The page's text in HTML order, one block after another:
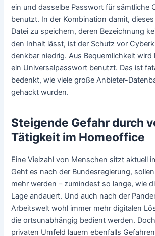
ein und dasselbe Passwort für sämtliche
benutzt. In der Kombination damit,
Datei zu speichern, deren Bezeichnung
den Inhalt lässt, ist der Schutz vor
denkbar niedrig. Aus Bequemlichkeit wird
ein Universalpasswort benutzt. Das ist
bedenkt, wie viele große Anbieter-
gehackt wurden.
Steigende Gefahr durch
Tätigkeit im Homeoffice
Eine Vielzahl von Menschen sitzt aktuell
Geht es nach der Bundesregierung,
mehr werden – zumindest so lange, wie
Lage andauert. Und auch nach der
Arbeitswelt wohl immer mehr digitalen
die ortsunabhängig bedient werden.
privaten Umfeld lauern ebenfalls